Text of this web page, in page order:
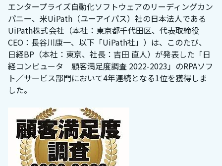
エンタープライズ自動化ソフトウェアのリーディングカン
パニー、米UiPath（ユーアイパス）社の日本法人である
UiPath株式会社（本社：東京都千代田区、代表取締役
CEO：長谷川康一、以下「UiPath社」）は、このたび、
日経BP（本社：東京、社長：吉田 直人）が発表した「日
経コンピュータ 顧客満足度調査 2022-2023」のRPAソフ
ト／サービス部門において4年連続となる1位を獲得しま
した。